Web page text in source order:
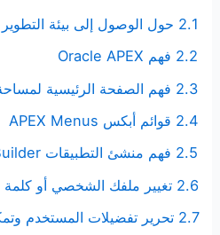
2.1 حول الوصول إلى بيئة التطوير الخاصة بك
2.2 فهم Oracle APEX
2.3 فهم الصفحة الرئيسية لمساحة العمل
2.4 قوائم أبكس APEX Menus
2.5 فهم منشئ التطبيقات App Builder
2.6 تغيير ملفك الشخصي أو كلمة المرور
2.7 تحرير تفضيلات المستخدم وتمكين الوضع الداكن